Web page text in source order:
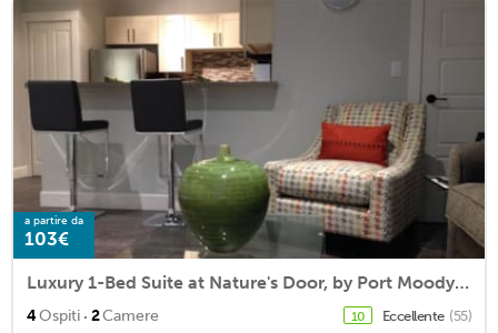
a partire da
103€
Luxury 1-Bed Suite at Nature's Door, by Port Moody beach, trail and centre.
4Ospiti · 2Camere 10 Eccellente (55)